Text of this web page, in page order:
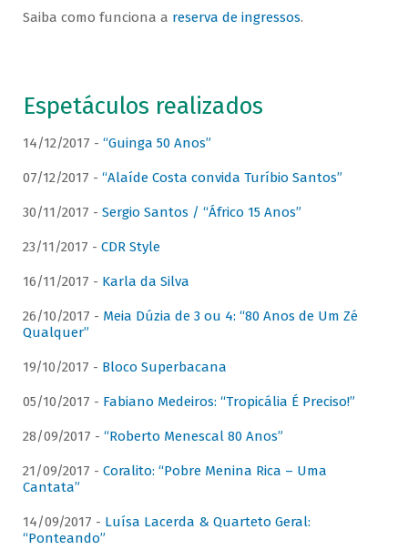
Saiba como funciona a reserva de ingressos.
Espetáculos realizados
14/12/2017 - “Guinga 50 Anos”
07/12/2017 - “Alaíde Costa convida Turíbio Santos”
30/11/2017 - Sergio Santos / “Áfrico 15 Anos”
23/11/2017 - CDR Style
16/11/2017 - Karla da Silva
26/10/2017 - Meia Dúzia de 3 ou 4: “80 Anos de Um Zé
Qualquer”
19/10/2017 - Bloco Superbacana
05/10/2017 - Fabiano Medeiros: “Tropicália É Preciso!”
28/09/2017 - “Roberto Menescal 80 Anos”
21/09/2017 - Coralito: “Pobre Menina Rica – Uma
Cantata”
14/09/2017 - Luísa Lacerda & Quarteto Geral:
“Ponteando”